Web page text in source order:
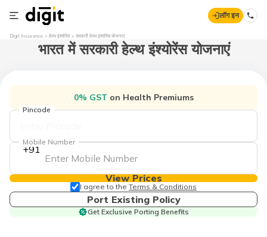
लॉग इन
Digit Insurance हेल्थ इंश्योरेंस सरकारी हेल्थ इंश्योरेंस योजनाएं
भारत में सरकारी हेल्थ इंश्योरेंस योजनाएं
0% GST on Health Premiums
Pincode
+91
Mobile Number
View Prices
I agree to the Terms & Conditions
Port Existing Policy
Get Exclusive Porting Benefits